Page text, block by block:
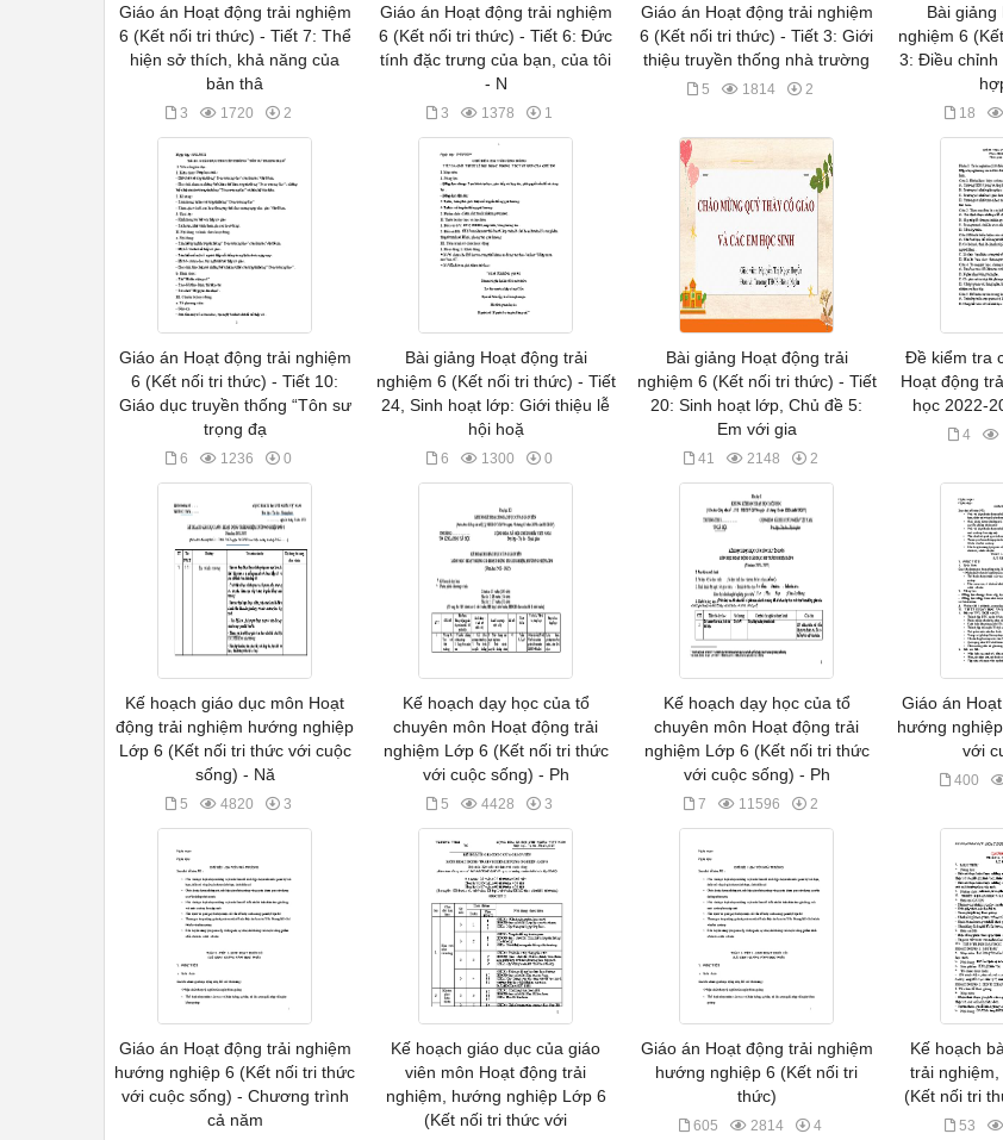
Giáo án Hoạt động trải nghiệm
6 (Kết nối tri thức) - Tiết 7: Thể
hiện sở thích, khả năng của
bản thâ
3 1720 2
Giáo án Hoạt động trải nghiệm
6 (Kết nối tri thức) - Tiết 6: Đức
tính đặc trưng của bạn, của tôi
- N
3 1378 1
Giáo án Hoạt động trải nghiệm
6 (Kết nối tri thức) - Tiết 3: Giới
thiệu truyền thống nhà trường
5 1814 2
Bài giảng
nghiệm 6
3: Điều chỉnh
18
Giáo án Hoạt động trải nghiệm
6 (Kết nối tri thức) - Tiết 10:
Giáo dục truyền thống “Tôn sư
trọng đạ
6 1236 0
Bài giảng Hoạt động trải
nghiệm 6 (Kết nối tri thức) - Tiết
24, Sinh hoạt lớp: Giới thiệu lễ
hội hoặ
6 1300 0
Bài giảng Hoạt động trải
nghiệm 6 (Kết nối tri thức) - Tiết
20: Sinh hoạt lớp, Chủ đề 5:
Em với gia
41 2148 2
Đề kiểm tra
Hoạt động
học 2022-
4
Kế hoạch giáo dục môn Hoạt
động trải nghiệm hướng nghiệp
Lớp 6 (Kết nối tri thức với cuộc
sống) - Nă
5 4820 3
Kế hoạch dạy học của tổ
chuyên môn Hoạt động trải
nghiệm Lớp 6 (Kết nối tri thức
với cuộc sống) - Ph
5 4428 3
Kế hoạch dạy học của tổ
chuyên môn Hoạt động trải
nghiệm Lớp 6 (Kết nối tri thức
với cuộc sống) - Ph
7 11596 2
Giáo án
hướng
với
400
Giáo án Hoạt động trải nghiệm
hướng nghiệp 6 (Kết nối tri thức
với cuộc sống) - Chương trình
cả năm
Kế hoạch giáo dục của giáo
viên môn Hoạt động trải
nghiệm, hướng nghiệp Lớp 6
(Kết nối tri thức với
Giáo án Hoạt động trải nghiệm
hướng nghiệp 6 (Kết nối tri
thức)
605 2814 4
Kế hoạch
trải
(Kết nối tri
53